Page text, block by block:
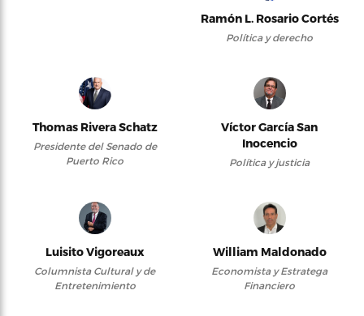
Ramón L. Rosario Cortés
Política y derecho
Thomas Rivera Schatz
Presidente del Senado de
Puerto Rico
Víctor García San
Inocencio
Política y justicia
Luisito Vigoreaux
Columnista Cultural y de
Entretenimiento
William Maldonado
Economista y Estratega
Financiero